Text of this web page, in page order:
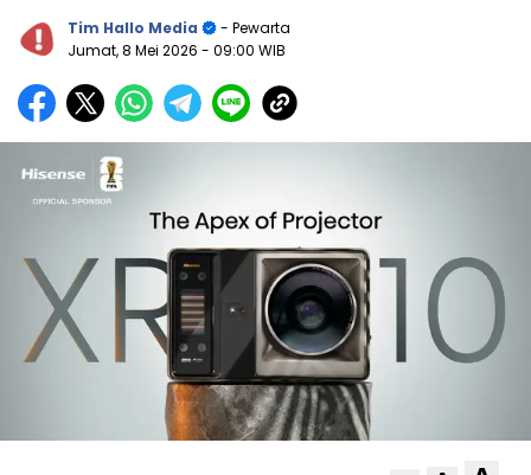
Tim Hallo Media
- Pewarta
Jumat, 8 Mei 2026 - 09:00 WIB